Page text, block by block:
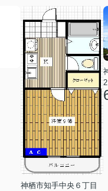
神栖市知手中央６丁目